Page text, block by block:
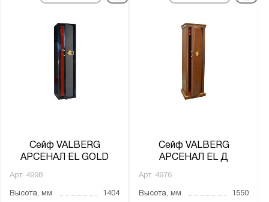
Сейф VALBERG
АРСЕНАЛ EL GOLD
Арт. 4998
Высота, мм
1404
Сейф VALBERG
АРСЕНАЛ EL Д
Арт. 4976
Высота, мм
1550
Максимальная высота ствола, мм: